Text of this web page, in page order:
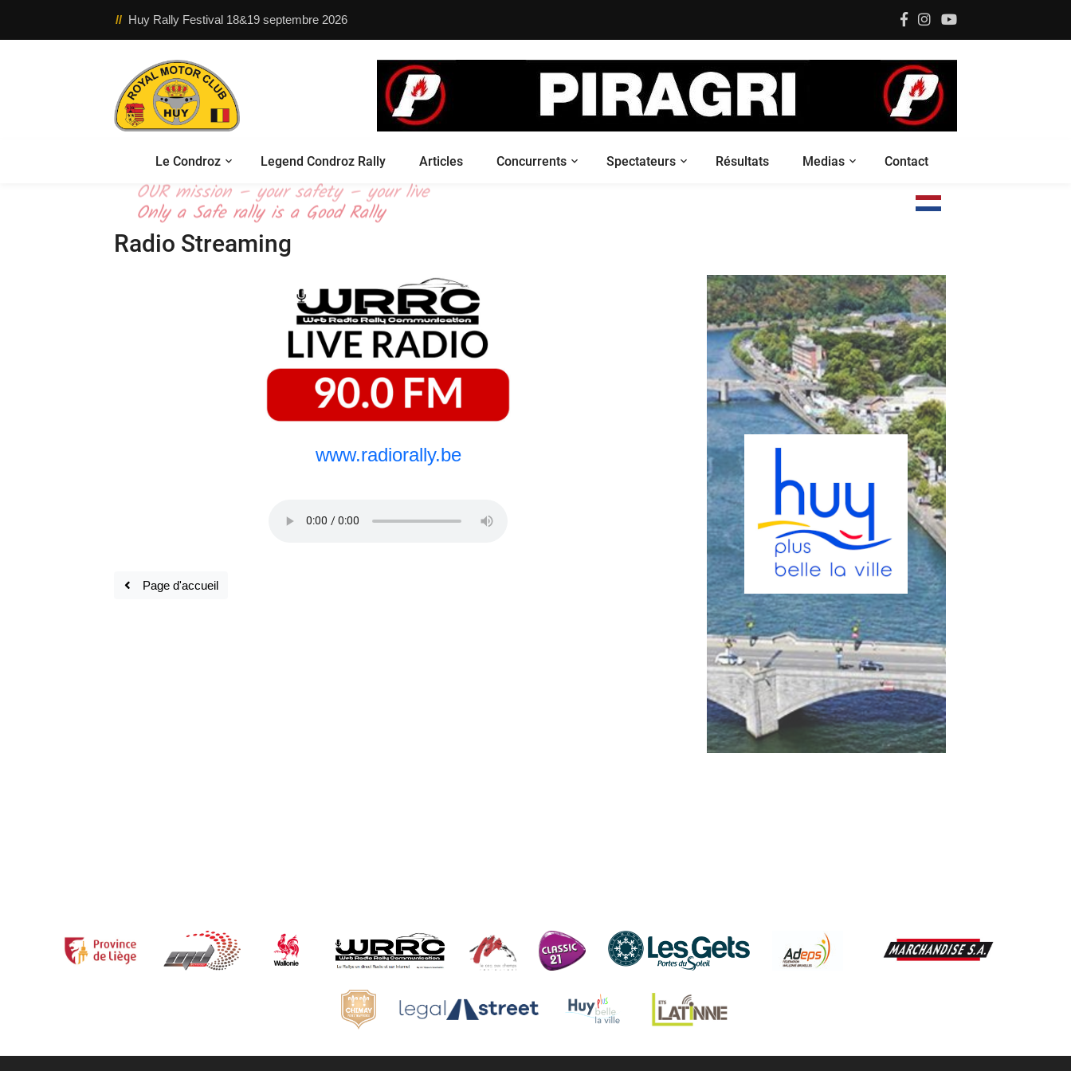
// Huy Rally Festival 18&19 septembre 2026
Le Condroz Legend Condroz Rally Articles Concurrents Spectateurs Résultats Medias Contact
Only a Safe rally is a Good Rally
OUR mission – your safety – your live
Radio Streaming
www.radiorally.be
Page d'accueil